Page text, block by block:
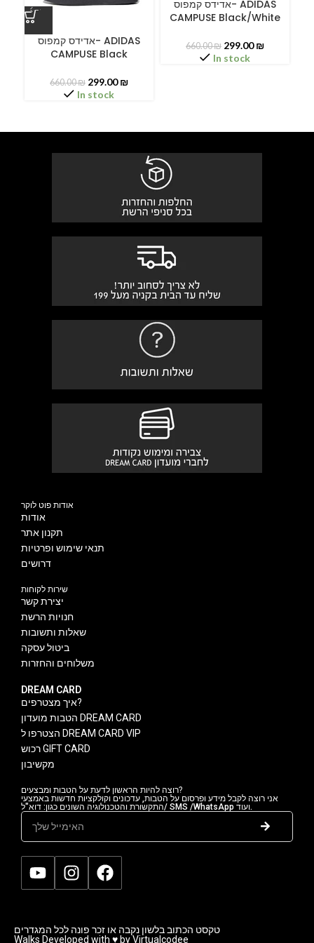
אדידס קמפוס- ADIDAS
CAMPUSE Black
660.00₪ 299.00₪
In stock
אדידס קמפוס- ADIDAS
CAMPUSE Black/White
660.00₪ 299.00₪
In stock
אודות פוט לוקר
אודות
תקנון אתר
תנאי שימוש ופרטיות
דרושים
שירות לקוחות
יצירת קשר
חנויות הרשת
שאלות ותשובות
ביטול עסקה
משלוחים והחזרות
DREAM CARD
איך מצטרפים?
הטבות מועדון DREAM CARD
הצטרפו ל DREAM CARD VIP
רכוש GIFT CARD
מקשיבון
רוצה להיות הראשון לדעת על הטבות ומבצעים?
אני רוצה לקבל מידע ופרסום על הטבות, עדכונים וקולקציות חדשות באמצעי
התקשורת והטכנולוגיה השונים כגון: דוא"ל/ SMS /WhatsApp ועוד.
טקסט הכתוב בלשון נקבה או זכר פונה לכל המגדרים
Walks Developed with ♥ by Virtualcodee